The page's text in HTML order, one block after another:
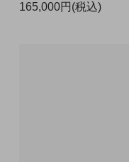
165,000円(税込)